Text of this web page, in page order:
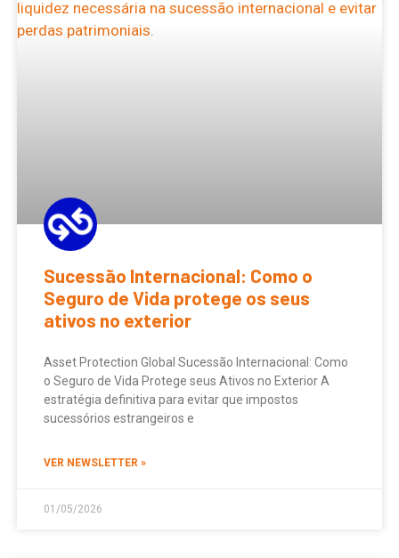
Sucessão Internacional: Como o
Seguro de Vida protege os seus
ativos no exterior
Asset Protection Global Sucessão Internacional: Como
o Seguro de Vida Protege seus Ativos no Exterior A
estratégia definitiva para evitar que impostos
sucessórios estrangeiros e
VER NEWSLETTER »
01/05/2026